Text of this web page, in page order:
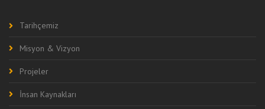
Tarihçemiz
Misyon & Vizyon
Projeler
İnsan Kaynakları